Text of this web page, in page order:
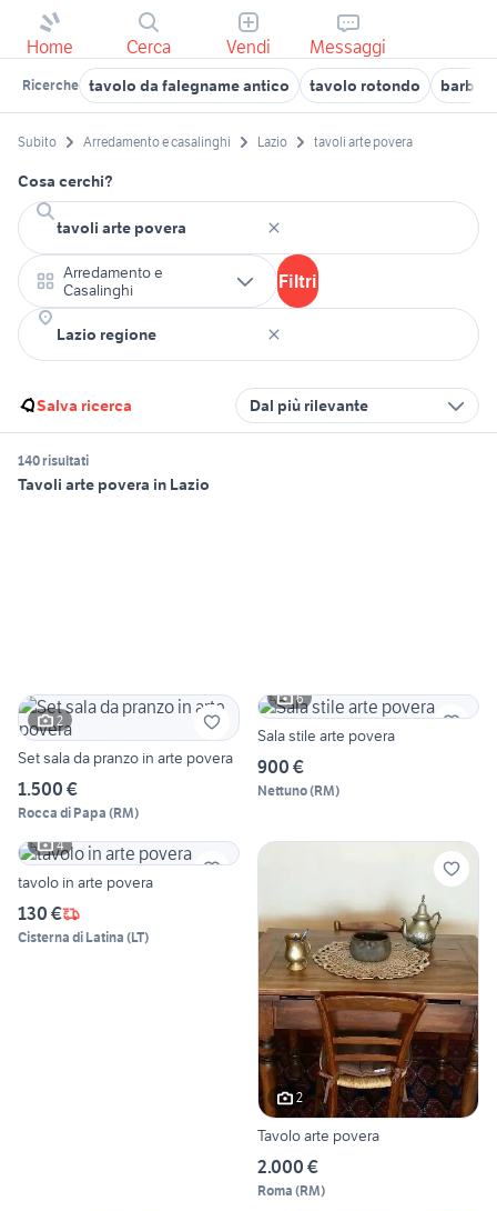
Home Cerca Vendi Messaggi
Ricerche tavolo da falegname antico tavolo rotondo barbie
Subito Arredamento e casalinghi Lazio tavoli arte povera
Cosa cerchi?
Arredamento e
Casalinghi
Filtri
Salva ricerca Dal più rilevante
140 risultati
Tavoli arte povera in Lazio
2
Set sala da pranzo in arte povera
1.500 €
Rocca di Papa (RM)
6
Sala stile arte povera
900 €
Nettuno(RM)
4
tavolo in arte povera
130 €
Cisterna di Latina (LT)
2
Tavolo arte povera
2.000 €
Roma (RM)